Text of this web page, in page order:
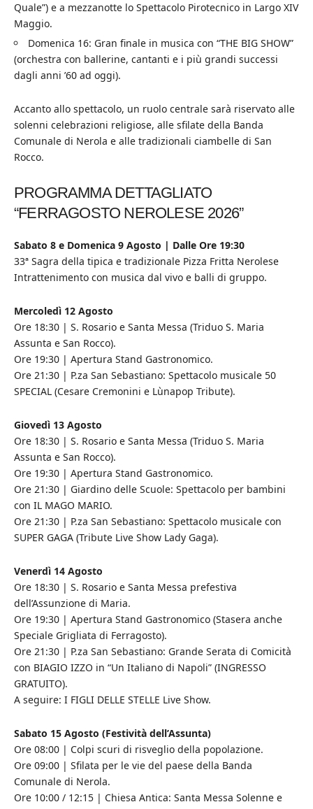
Quale”) e a mezzanotte lo Spettacolo Pirotecnico in Largo XIV
Maggio.
Domenica 16: Gran finale in musica con “THE BIG SHOW”
(orchestra con ballerine, cantanti e i più grandi successi
dagli anni ’60 ad oggi).
Accanto allo spettacolo, un ruolo centrale sarà riservato alle
solenni celebrazioni religiose, alle sfilate della Banda
Comunale di Nerola e alle tradizionali ciambelle di San
Rocco.
PROGRAMMA DETTAGLIATO
“FERRAGOSTO NEROLESE 2026”
Sabato 8 e Domenica 9 Agosto | Dalle Ore 19:30
33ª Sagra della tipica e tradizionale Pizza Fritta Nerolese
Intrattenimento con musica dal vivo e balli di gruppo.
Mercoledì 12 Agosto
Ore 18:30 | S. Rosario e Santa Messa (Triduo S. Maria
Assunta e San Rocco).
Ore 19:30 | Apertura Stand Gastronomico.
Ore 21:30 | P.za San Sebastiano: Spettacolo musicale 50
SPECIAL (Cesare Cremonini e Lùnapop Tribute).
Giovedì 13 Agosto
Ore 18:30 | S. Rosario e Santa Messa (Triduo S. Maria
Assunta e San Rocco).
Ore 19:30 | Apertura Stand Gastronomico.
Ore 21:30 | Giardino delle Scuole: Spettacolo per bambini
con IL MAGO MARIO.
Ore 21:30 | P.za San Sebastiano: Spettacolo musicale con
SUPER GAGA (Tribute Live Show Lady Gaga).
Venerdì 14 Agosto
Ore 18:30 | S. Rosario e Santa Messa prefestiva
dell’Assunzione di Maria.
Ore 19:30 | Apertura Stand Gastronomico (Stasera anche
Speciale Grigliata di Ferragosto).
Ore 21:30 | P.za San Sebastiano: Grande Serata di Comicità
con BIAGIO IZZO in “Un Italiano di Napoli” (INGRESSO
GRATUITO).
A seguire: I FIGLI DELLE STELLE Live Show.
Sabato 15 Agosto (Festività dell’Assunta)
Ore 08:00 | Colpi scuri di risveglio della popolazione.
Ore 09:00 | Sfilata per le vie del paese della Banda
Comunale di Nerola.
Ore 10:00 / 12:15 | Chiesa Antica: Santa Messa Solenne e